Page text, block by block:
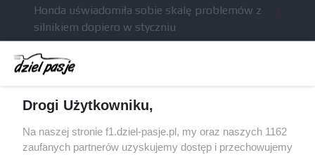
Honda uświadomiła sobie skalę problemów z
silnikiem dopiero w styczniu
pakiety poprawek w 2026 roku
samochodów F1
McCullough opuści Astona Martina z końcem
2026 roku
Drogi Użytkowniku,
Na naszej stronie f1.dziel-pasje.pl, my oraz naszych 1162
zaufanych partnerów uzyskujemy dostęp i przechowujemy